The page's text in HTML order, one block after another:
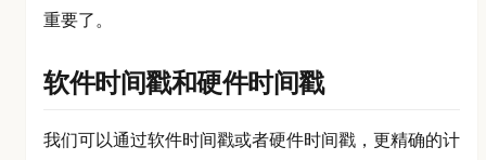
重要了。
软件时间戳和硬件时间戳
我们可以通过软件时间戳或者硬件时间戳，更精确的计